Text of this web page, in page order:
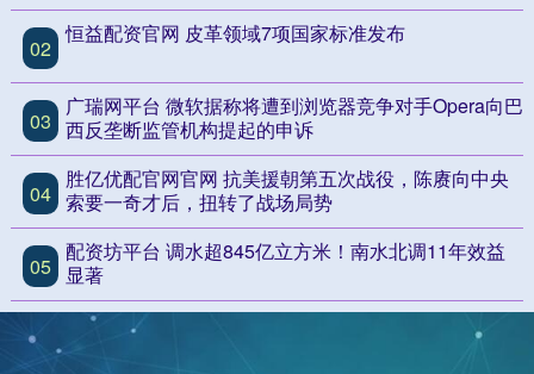
02
恒益配资官网 皮革领域7项国家标准发布
03
广瑞网平台 微软据称将遭到浏览器竞争对手Opera向巴
西反垄断监管机构提起的申诉
04
胜亿优配官网官网 抗美援朝第五次战役，陈赓向中央
索要一奇才后，扭转了战场局势
05
配资坊平台 调水超845亿立方米！南水北调11年效益
显著